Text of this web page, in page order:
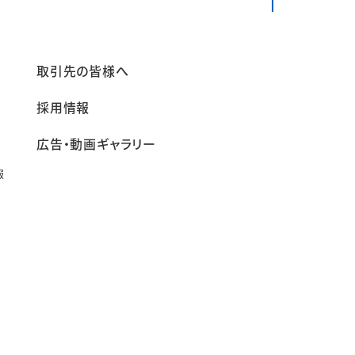
取引先の皆様へ
採用情報
広告・動画ギャラリー